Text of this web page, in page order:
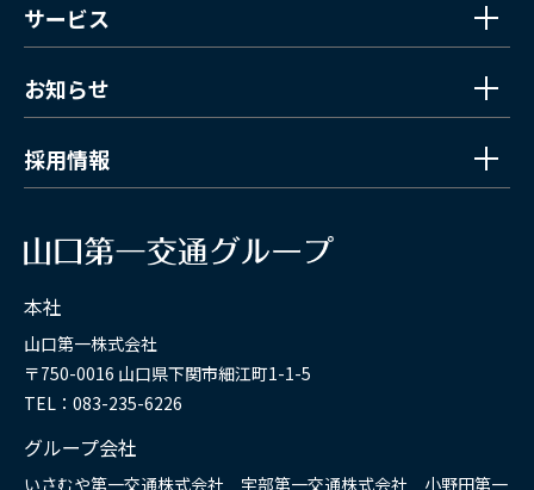
サービス
お知らせ
採用情報
本社
山口第一株式会社
〒750-0016 山口県下関市細江町1-1-5
TEL：083-235-6226
グループ会社
いさむや第一交通株式会社 宇部第一交通株式会社 小野田第一